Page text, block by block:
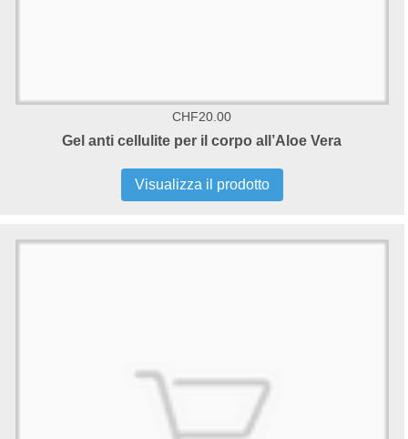
CHF20.00
Gel anti cellulite per il corpo all’Aloe Vera
Visualizza il prodotto